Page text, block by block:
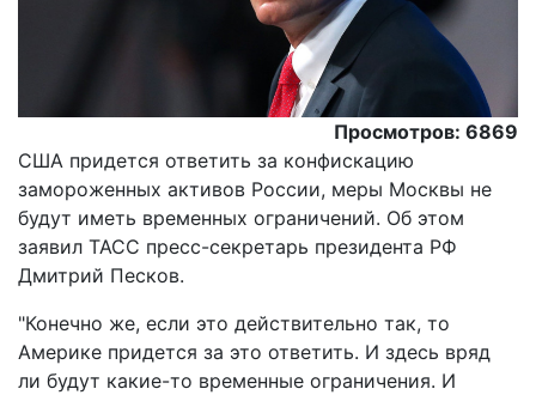
Просмотров: 6869
США придется ответить за конфискацию
замороженных активов России, меры Москвы не
будут иметь временных ограничений. Об этом
заявил ТАСС пресс-секретарь президента РФ
Дмитрий Песков.
"Конечно же, если это действительно так, то
Америке придется за это ответить. И здесь вряд
ли будут какие-то временные ограничения. И